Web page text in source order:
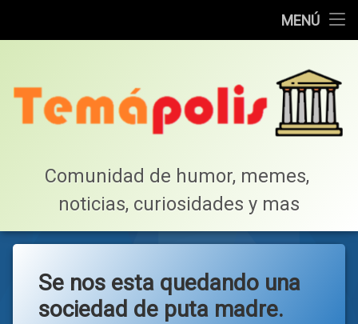
MENÚ
Lista de Megapost
Tabla de puntos
Comunidad de humor, memes,
noticias, curiosidades y mas
Se nos esta quedando una
sociedad de puta madre.